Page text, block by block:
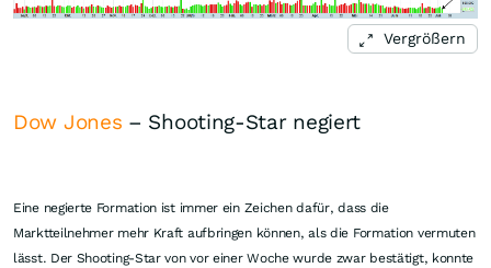
Vergrößern
Dow Jones – Shooting-Star negiert
Eine negierte Formation ist immer ein Zeichen dafür, dass die
Marktteilnehmer mehr Kraft aufbringen können, als die Formation vermuten
lässt. Der Shooting-Star von vor einer Woche wurde zwar bestätigt, konnte